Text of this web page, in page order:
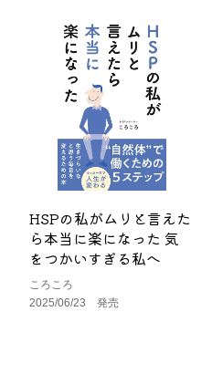
HSPの私がムリと言えた
ら本当に楽になった 気
をつかいすぎる私へ
ころころ
2025/06/23 発売